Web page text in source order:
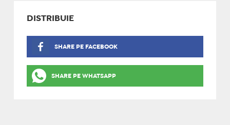
DISTRIBUIE
SHARE PE FACEBOOK
SHARE PE WHATSAPP